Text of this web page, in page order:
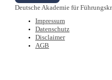
Deutsche Akademie für
Impressum
Datenschutz
Disclaimer
AGB